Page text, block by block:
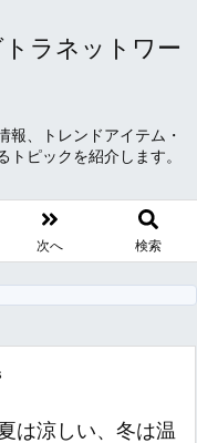
ラネットワー
報、トレンドアイテム・
ピックを紹介します。
次へ 検索
は涼しい、冬は温